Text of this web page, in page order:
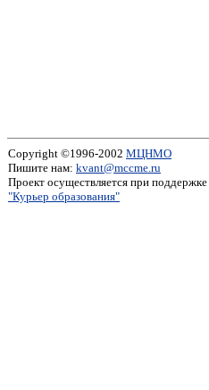
Copyright ©1996-2002 МЦНМО
Пишите нам: kvant@mccme.ru
Проект осуществляется при поддержке
"Курьер образования"